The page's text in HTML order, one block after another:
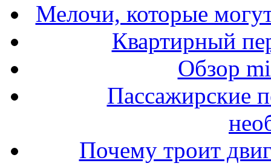
Мелочи, которые
Квартирный
Обзор
Пассажирские
Почему троит